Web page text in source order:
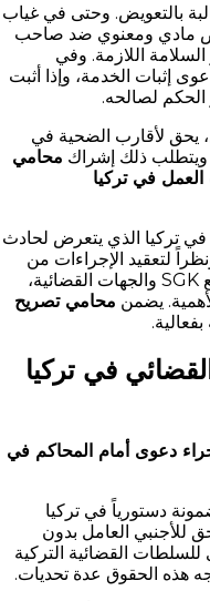
بالتعويض. وحتى في غياب
مادي ومعنوي ضد صاحب
السلامة اللازمة. وفي
إثبات الخدمة، وإذا أثبت
لصالحه.
يحق لأقارب الضحية في
ويتطلب ذلك إشراك محامي
في تركيا
في تركيا الذي يتعرض لحادث
لتعقيد الإجراءات من
جمع الأدلة وشهادات الشهود والتواصل مع SGK والجهات القضائية،
يضمن محامي تصريح
في تركيا
دعوى أمام المحاكم في
دستورياً في تركيا
للأجنبي العامل بدون
القضائية التركية
هذه الحقو‌ق عدة تحديات.